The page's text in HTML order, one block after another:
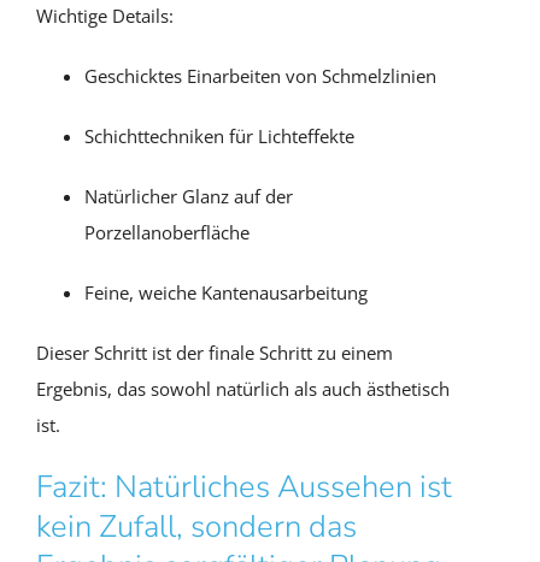
Wichtige Details:
Geschicktes Einarbeiten von Schmelzlinien
Schichttechniken für Lichteffekte
Natürlicher Glanz auf der
Porzellanoberfläche
Feine, weiche Kantenausarbeitung
Dieser Schritt ist der finale Schritt zu einem
Ergebnis, das sowohl natürlich als auch ästhetisch
ist.
Fazit: Natürliches Aussehen ist
kein Zufall, sondern das